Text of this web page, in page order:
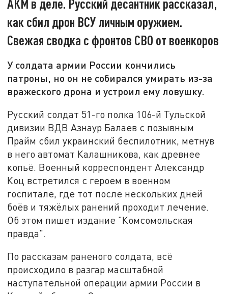
АКМ в деле. Русский десантник рассказал,
как сбил дрон ВСУ личным оружием.
Свежая сводка с фронтов СВО от военкоров
У солдата армии России кончились
патроны, но он не собирался умирать из-за
вражеского дрона и устроил ему ловушку.
Русский солдат 51-го полка 106-й Тульской
дивизии ВДВ Азнаур Балаев с позывным
Прайм сбил украинский беспилотник, метнув
в него автомат Калашникова, как древнее
копьё. Военный корреспондент Александр
Коц встретился с героем в военном
госпитале, где тот после нескольких дней
боёв и тяжёлых ранений проходит лечение.
Об этом пишет издание "Комсомольская
правда".
По рассказам раненого солдата, всё
происходило в разгар масштабной
наступательной операции армии России в